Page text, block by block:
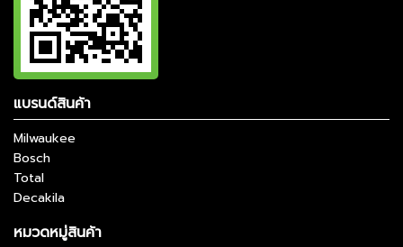
แบรนด์สินค้า
Milwaukee
Bosch
Total
Decakila
หมวดหมู่สินค้า